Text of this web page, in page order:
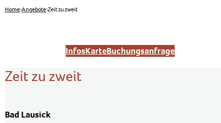
Home Angebote Zeit zu zweit
InfosKarteBuchungsanfrage
Zeit zu zweit
Bad Lausick